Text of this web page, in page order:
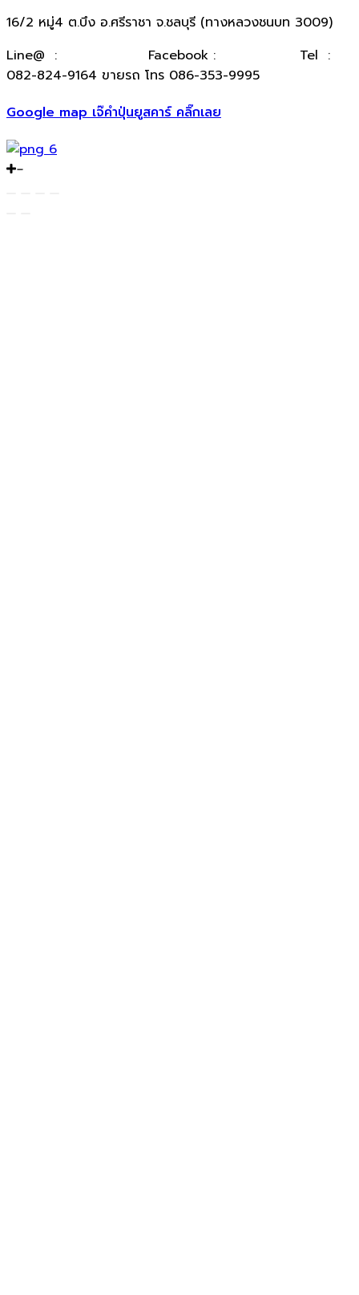
16/2 หมู่4 ต.บึง อ.ศรีราชา จ.ชลบุรี (ทางหลวงชนบท 3009)
​Line@ :
Facebook :
Tel :
082-824-9164 ขายรถ โทร 086-353-9995
Google map เจ๊คำปุ่นยูสคาร์ คลิ๊กเลย